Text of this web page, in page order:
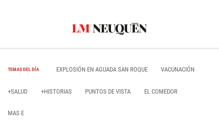
TEMAS DEL DÍA EXPLOSIÓN EN AGUADA SAN ROQUE VACUNACIÓN
+SALUD +HISTORIAS PUNTOS DE VISTA EL COMEDOR
MAS E